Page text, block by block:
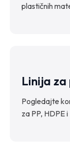
plastičnih
Linija
Pogledajte
za PP, HDPE i